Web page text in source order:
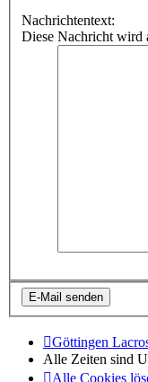
Nachrichtentext:
Diese Nachricht wird
Göttingen
Alle Zeiten sind
Alle Cookies